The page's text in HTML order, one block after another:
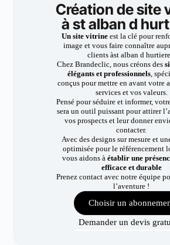
Création de site
à st alban d
Un site vitrineest la clé pour
image et vous faire connaître
clients àst alban d
Chez Brandeclic, nous créons des
élégants et professionnels,
conçus pour mettre en avant votre
services et vos valeurs.
Pensé pour séduire et informer,
sera un outil puissant pour attirer
vos prospects et leur donner
contacter.
Avec des designs sur mesure et
optimisée pour le référencement
vous aidons à établir une
efficace et durable
Prenez contact avec notre équipe
l’aventure !
Choisir un
Demander un devis